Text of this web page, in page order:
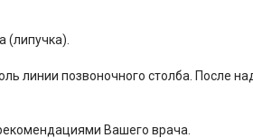
(липучка).
позвоночного столба. После
Вашего врача.